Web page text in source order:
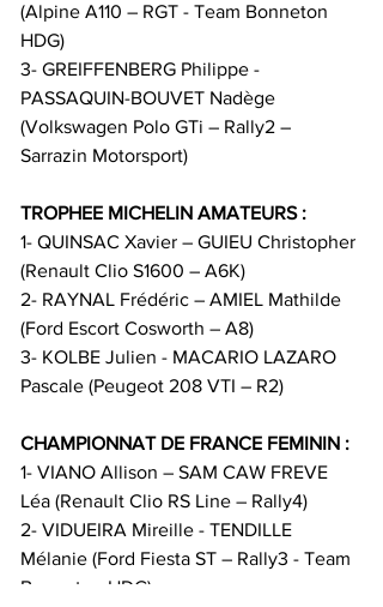
(Alpine A110 – RGT - Team Bonneton
HDG)
3- GREIFFENBERG Philippe -
PASSAQUIN-BOUVET Nadège
(Volkswagen Polo GTi – Rally2 –
Sarrazin Motorsport)
TROPHEE MICHELIN AMATEURS :
1- QUINSAC Xavier – GUIEU Christopher
(Renault Clio S1600 – A6K)
2- RAYNAL Frédéric – AMIEL Mathilde
(Ford Escort Cosworth – A8)
3- KOLBE Julien - MACARIO LAZARO
Pascale (Peugeot 208 VTI – R2)
CHAMPIONNAT DE FRANCE FEMININ :
1- VIANO Allison – SAM CAW FREVE
Léa (Renault Clio RS Line – Rally4)
2- VIDUEIRA Mireille - TENDILLE
Mélanie (Ford Fiesta ST – Rally3 - Team
Bonneton HDG)